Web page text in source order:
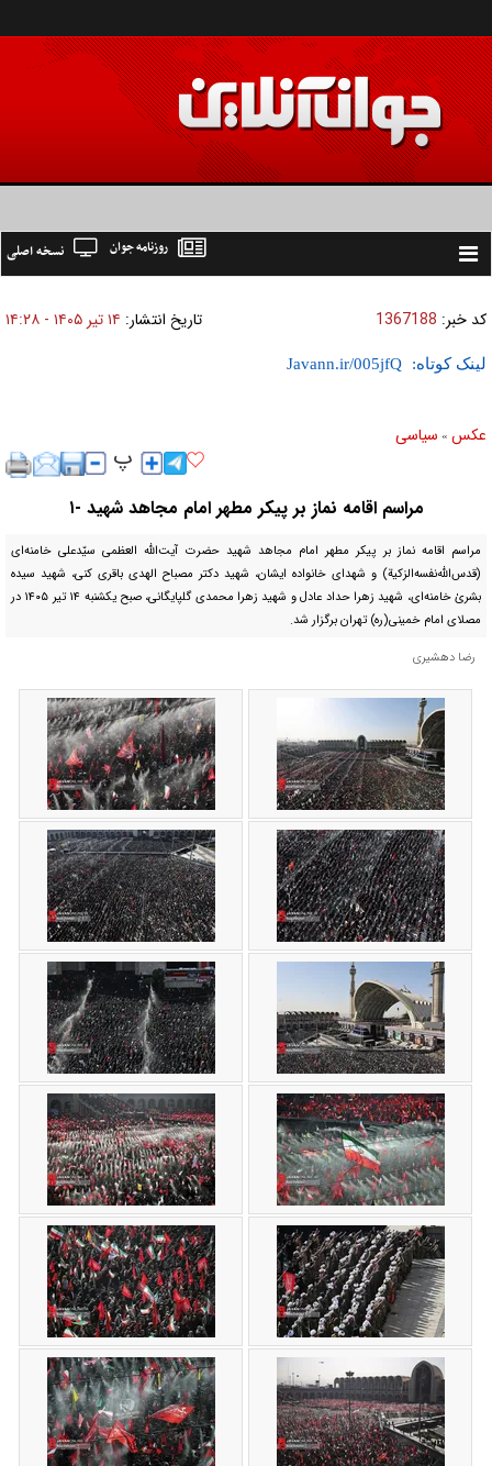
Toggle
نسخه اصلی روزنامه جوان
کد خبر: 1367188 تاریخ انتشار: ۱۴ تير ۱۴۰۵ - ۱۴:۲۸
لینک کوتاه:
عکس » سیاسی
مراسم اقامه نماز بر پیکر مطهر امام مجاهد شهید -۱
مراسم اقامه نماز بر پیکر مطهر امام مجاهد شهید حضرت آیت‌الله العظمی سیّدعلی خامنه‌ای
(قدس‌الله‌نفسه‌الزکیة) و شهدای خانواده ایشان، شهید دکتر مصباح الهدی باقری کنی، شهید سیده
بشریٰ خامنه‌ای، شهید زهرا حداد عادل و شهید زهرا محمدی گلپایگانی، صبح یکشنبه ۱۴ تیر ۱۴۰۵ در
مصلای امام خمینی(ره) تهران برگزار شد.
رضا دهشیری